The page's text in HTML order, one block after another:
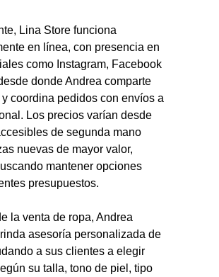
Lina Store funciona
en línea, con presencia en
como Instagram, Facebook
donde Andrea comparte
coordina pedidos con envíos a
Los precios varían desde
de segunda mano
nuevas de mayor valor,
mantener opciones
presupuestos.
la venta de ropa, Andrea
asesoría personalizada de
a sus clientes a elegir
su talla, tono de piel, tipo